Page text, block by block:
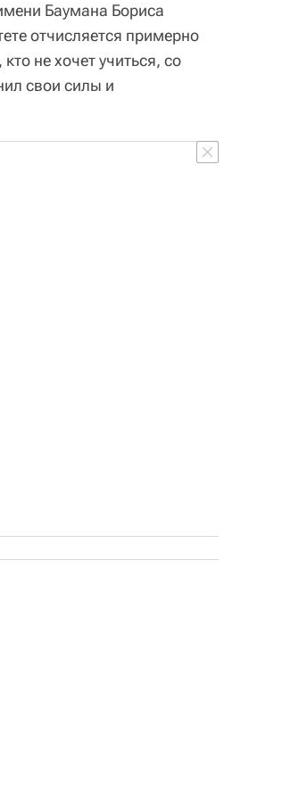
Баумана Бориса
отчисляется примерно
не хочет учиться, со
свои силы и